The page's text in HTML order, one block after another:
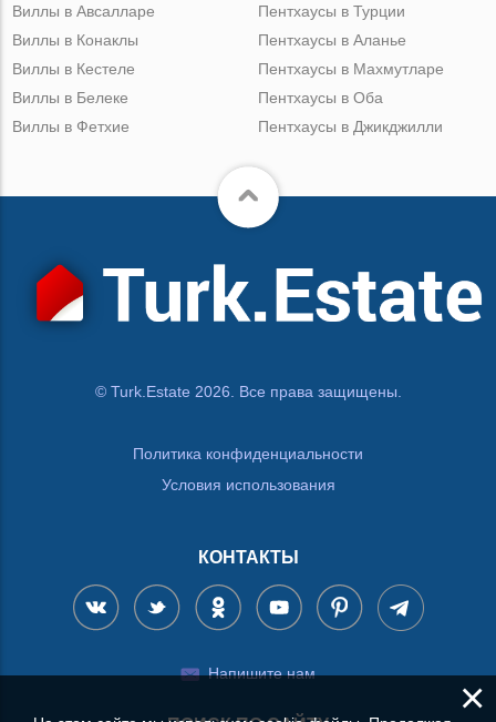
Виллы в Авсалларе
Виллы в Конаклы
Виллы в Кестеле
Виллы в Белеке
Виллы в Фетхие
Пентхаусы в Турции
Пентхаусы в Аланье
Пентхаусы в Махмутларе
Пентхаусы в Оба
Пентхаусы в Джикджилли
© Turk.Estate 2026. Все права защищены.
Политика конфиденциальности
Условия использования
КОНТАКТЫ
Напишите нам
×